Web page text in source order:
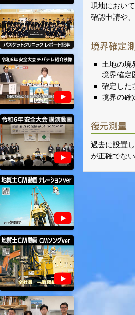
現地におい
確認申請や
境界確定
土地の境
境界確定
確定した
境界の確
復元測量
過去に設置
が正確でな